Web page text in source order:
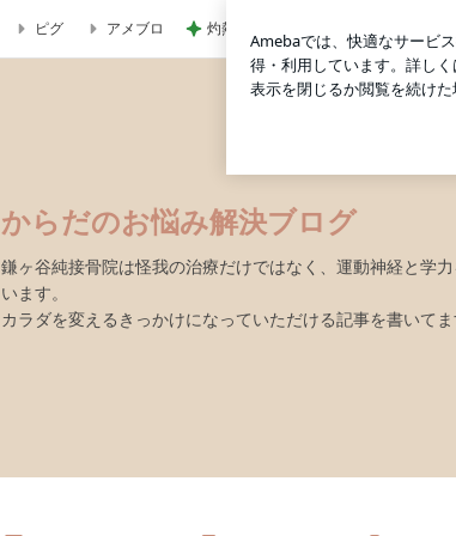
ピグ アメブロ 灼熱地獄で一晩続いた今までにない頭痛
からだのお悩み解決ブログ
鎌ヶ谷純接骨院は怪我の治療だけではなく、運動神経と学
います。
カラダを変えるきっかけになっていただける記事を書いてま